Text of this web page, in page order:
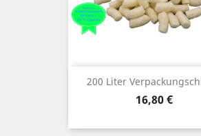
200 Liter
Preis
16,80 €